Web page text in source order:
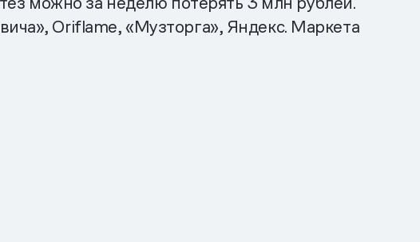
Oriflame, «Музторга», Яндекс. Маркета